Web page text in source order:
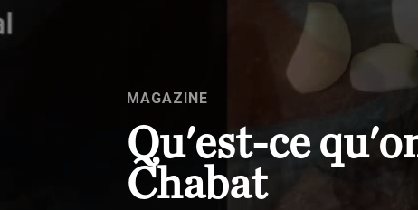
MAGAZINE
Qu'est-ce
Chabat